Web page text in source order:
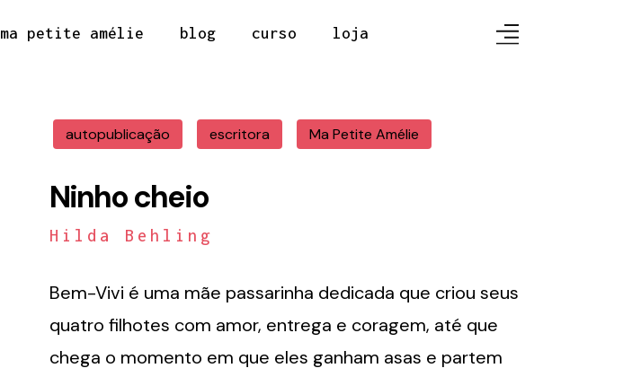
ma petite amélie blog curso
loja
autopublicação escritora Ma Petite Amélie
Ninho cheio
Hilda Behling
Bem-Vivi é uma mãe passarinha dedicada que criou seus
quatro filhotes com amor, entrega e coragem, até que
chega o momento em que eles ganham asas e partem